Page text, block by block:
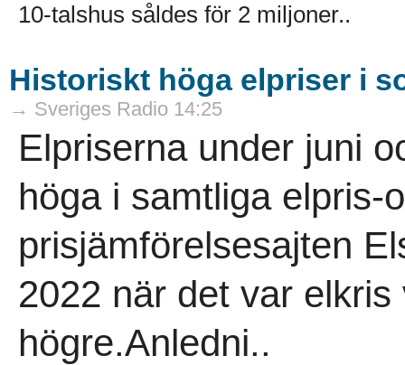
10-talshus såldes för 2 miljoner..
Historiskt höga elpriser i
→ Sveriges Radio 14:25
Elpriserna under juni
höga i samtliga elpris-
prisjämförelsesajten
2022 när det var elkris
högre.Anledni..